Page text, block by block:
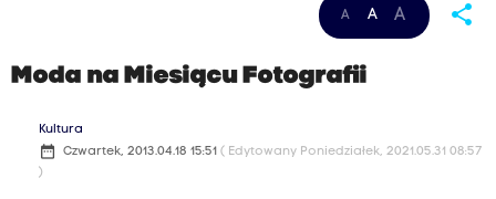
A A A share
Moda na Miesiącu Fotografii
Kultura
date_range Czwartek, 2013.04.18 15:51 ( Edytowany Poniedziałek, 2021.05.31 08:57
)